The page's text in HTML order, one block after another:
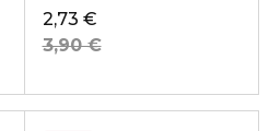
2,73 €
3,90 €